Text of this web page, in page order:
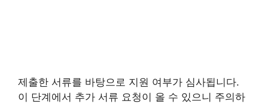
제출한 서류를 바탕으로 지원 여부가 심사됩니다.
이 단계에서 추가 서류 요청이 올 수 있으니 주의하